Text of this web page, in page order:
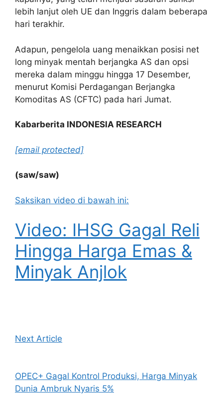
lebih lanjut oleh UE dan Inggris dalam beberapa
hari terakhir.
Adapun, pengelola uang menaikkan posisi net
long minyak mentah berjangka AS dan opsi
mereka dalam minggu hingga 17 Desember,
menurut Komisi Perdagangan Berjangka
Komoditas AS (CFTC) pada hari Jumat.
Kabarberita INDONESIA RESEARCH
[email protected]
(saw/saw)
Saksikan video di bawah ini:
Video: IHSG Gagal Reli
Hingga Harga Emas &
Minyak Anjlok
Next Article
OPEC+ Gagal Kontrol Produksi, Harga Minyak
Dunia Ambruk Nyaris 5%